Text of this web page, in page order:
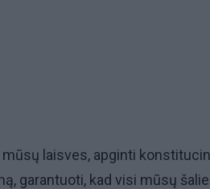
laisves, apginti
garantuoti, kad visi mūsų